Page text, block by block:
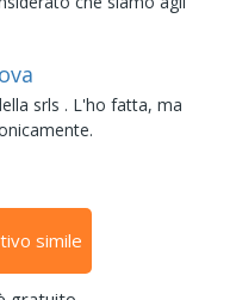
srls . L'ho fatta, ma
simile